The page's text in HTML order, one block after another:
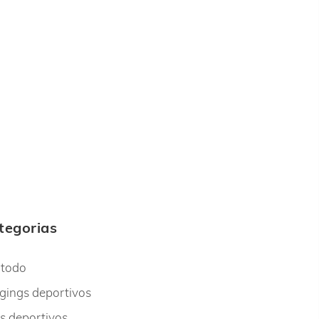
deportivos